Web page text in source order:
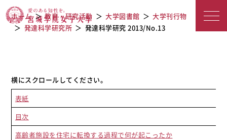
発達科学研究 2013/No.13
ホーム 教育・研究活動 大学図書館
大学刊行物
発達科学研究所
発達科学研究 2013/No.13
表紙
目次
高齢者施設を住宅に転換する過程で何が起こったか